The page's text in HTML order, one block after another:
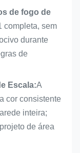
cor
chama
Som e
de fogo de
completa, sem
durante
de
Escala:A
cor consistente
inteira;
de área